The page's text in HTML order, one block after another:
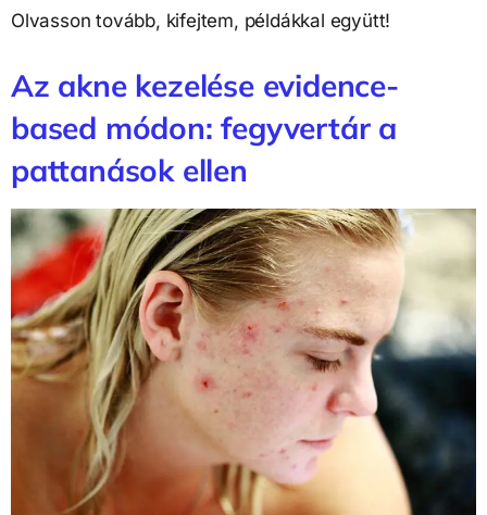
Olvasson tovább, kifejtem, példákkal együtt!
Az akne kezelése evidence-
based módon: fegyvertár a
pattanások ellen